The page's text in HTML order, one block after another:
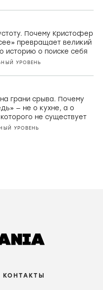
лимон,
и убой скота в
Фрэмптона
УРОВЕНЬ
живые деревья и
«Дитя ночи»
УРОВЕНЬ
— не о кухне, а о
не существует